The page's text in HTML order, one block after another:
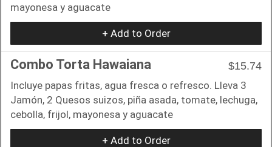
mayonesa y aguacate
+ Add to Order
Combo Torta Hawaiana
$15.74
Incluye papas fritas, agua fresca o refresco. Lleva 3
Jamón, 2 Quesos suizos, piña asada, tomate, lechuga,
cebolla, frijol, mayonesa y aguacate
+ Add to Order